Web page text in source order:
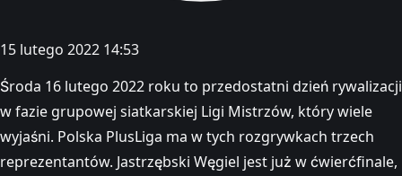
15 lutego 2022 14:53
Środa 16 lutego 2022 roku to przedostatni dzień rywalizacji
w fazie grupowej siatkarskiej Ligi Mistrzów, który wiele
wyjaśni. Polska PlusLiga ma w tych rozgrywkach trzech
reprezentantów. Jastrzębski Węgiel jest już w ćwierćfinale,